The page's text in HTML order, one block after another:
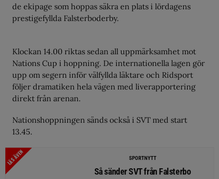
de ekipage som hoppas säkra en plats i lördagens
prestigefyllda Falsterboderby.
Klockan 14.00 riktas sedan all uppmärksamhet mot
Nations Cup i hoppning. De internationella lagen gör
upp om segern inför välfyllda läktare och Ridsport
följer dramatiken hela vägen med liverapportering
direkt från arenan.
Nationshoppningen sänds också i SVT med start
13.45.
LÄS ÄVEN SPORTNYTT
Så sänder SVT från Falsterbo